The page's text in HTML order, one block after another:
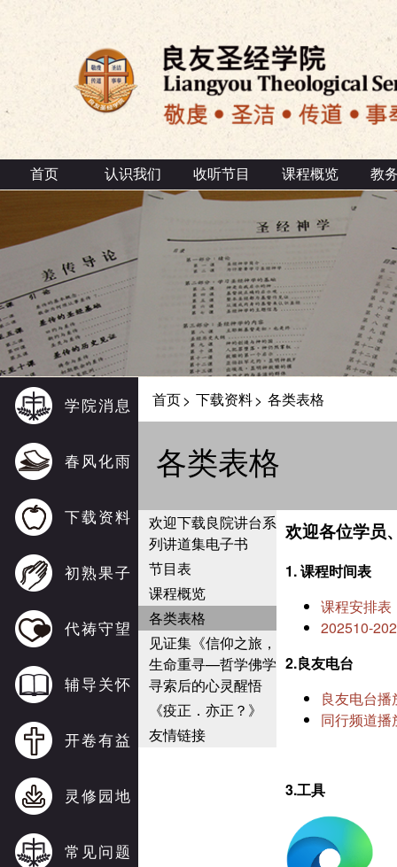
首页 认识我们 收听节目 课程概览 教
学院消息
春风化雨
下载资料
初熟果子
代祷守望
辅导关怀
开卷有益
灵修园地
常见问题
首页> 下载资料> 各类表格
各类表格
欢迎下载良院讲台系
列讲道集电子书
节目表
课程概览
各类表格
见证集《信仰之旅，
生命重寻—哲学佛学
寻索后的心灵醒悟
《疫正．亦正？》
友情链接
欢迎各位学员
1. 课程时间表
课程安排表
202510-
2.良友电台
良友电台
同行频道播
3.工具